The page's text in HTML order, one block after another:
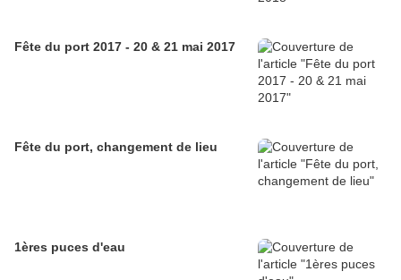
Fête du port 2017 - 20 & 21 mai 2017
Fête du port, changement de lieu
1ères puces d'eau